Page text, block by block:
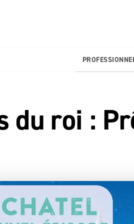
du roi :